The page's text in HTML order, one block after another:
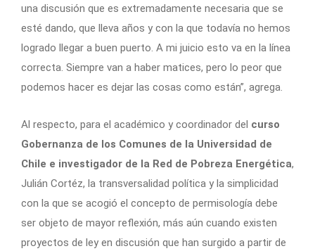
una discusión que es extremadamente necesaria que se
esté dando, que lleva años y con la que todavía no hemos
logrado llegar a buen puerto. A mi juicio esto va en la línea
correcta. Siempre van a haber matices, pero lo peor que
podemos hacer es dejar las cosas como están”, agrega.
Al respecto, para el académico y coordinador del curso
Gobernanza de los Comunes de la Universidad de
Chile e investigador de la Red de Pobreza Energética,
Julián Cortéz, la transversalidad política y la simplicidad
con la que se acogió el concepto de permisología debe
ser objeto de mayor reflexión, más aún cuando existen
proyectos de ley en discusión que han surgido a partir de